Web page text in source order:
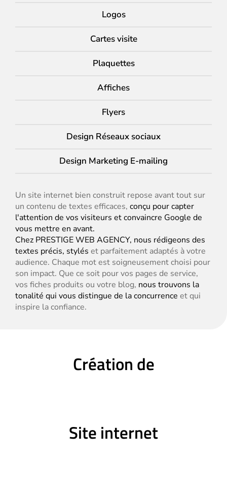
Logos
Cartes visite
Plaquettes
Affiches
Flyers
Design Réseaux sociaux
Design Marketing E-mailing
Un site internet bien construit repose avant tout sur
un contenu de textes efficaces, conçu pour capter
l'attention de vos visiteurs et convaincre Google de
vous mettre en avant.
Chez PRESTIGE WEB AGENCY, nous rédigeons des
textes précis, stylés et parfaitement adaptés à votre
audience. Chaque mot est soigneusement choisi pour
son impact. Que ce soit pour vos pages de service,
vos fiches produits ou votre blog, nous trouvons la
tonalité qui vous distingue de la concurrence et qui
inspire la confiance.
Création de
Site internet